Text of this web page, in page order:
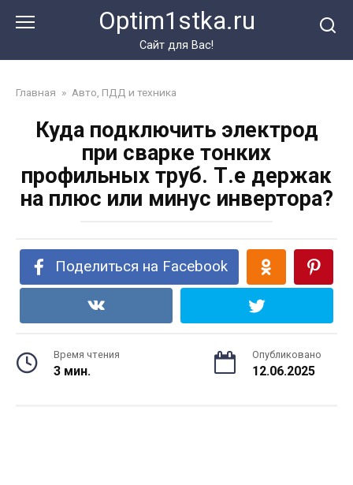
Optim1stka.ru
Сайт для Вас!
Главная » Авто, ПДД и техника
Куда подключить электрод
при сварке тонких
профильных труб. Т.е держак
на плюс или минус инвертора?
Поделиться на Facebook
Время чтения
3 мин.
Опубликовано
12.06.2025